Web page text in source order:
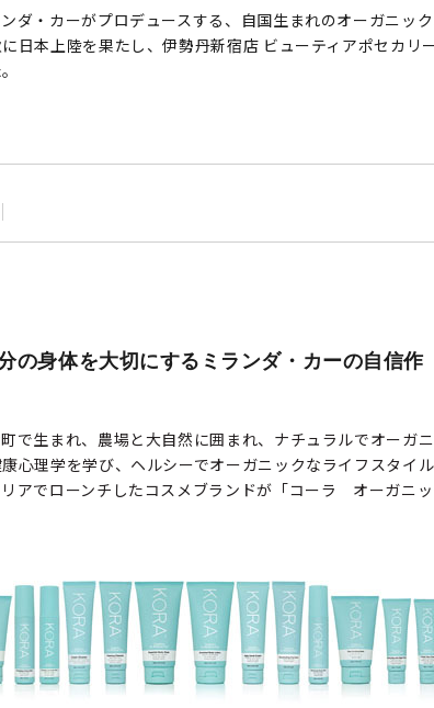
ダ・カーがプロデュースする、自国生まれのオーガニ
日本上陸を果たし、伊勢丹新宿店 ビューティアポセカ
の身体を大切にするミランダ・カーの自信作
で生まれ、農場と大自然に囲まれ、ナチュラルでオー
心理学を学び、ヘルシーでオーガニックなライフスタ
アでローンチしたコスメブランドが「コーラ オーガニッ